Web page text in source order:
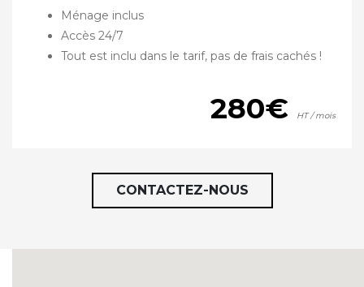
Ménage inclus
Accès 24/7
Tout est inclu dans le tarif, pas de frais cachés !
280€ HT / mois
CONTACTEZ-NOUS